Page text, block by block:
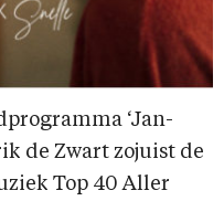
‘Jan-
de Zwart zojuist de
Top 40 Aller